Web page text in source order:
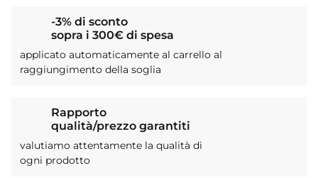
-3% di sconto
sopra i 300€ di spesa
applicato automaticamente al carrello al
raggiungimento della soglia
Rapporto
qualità/prezzo garantiti
valutiamo attentamente la qualità di
ogni prodotto